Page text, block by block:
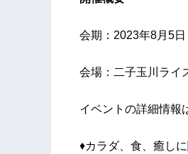
会期：2023年8月5日
会場：二子玉川ライ
イベントの詳細情報
♦カラダ、食、癒し